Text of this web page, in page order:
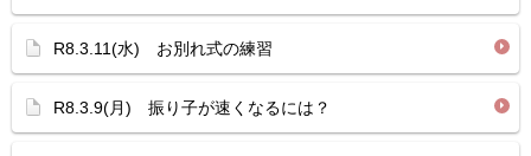
R8.3.11(水) お別れ式の練習
R8.3.9(月) 振り子が速くなるには？